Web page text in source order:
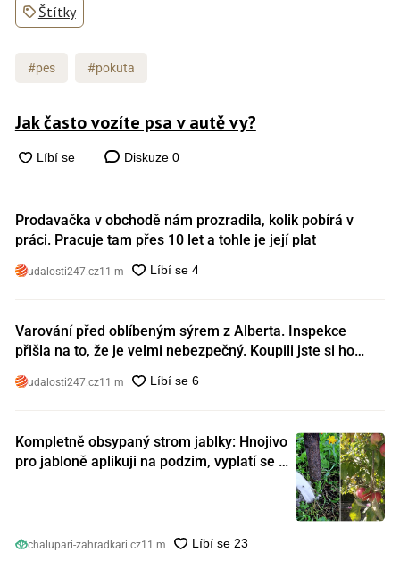
Štítky
#pes #pokuta
Jak často vozíte psa v autě vy?
Diskuze 0
Prodavačka v obchodě nám prozradila, kolik pobírá v
práci. Pracuje tam přes 10 let a tohle je její plat
udalosti247.cz11 m
Varování před oblíbeným sýrem z Alberta. Inspekce
přišla na to, že je velmi nebezpečný. Koupili jste si ho
udalosti247.cz11 m
Kompletně obsypaný strom jablky: Hnojivo
pro jabloně aplikuji na podzim, vyplatí se s
chalupari-zahradkari.cz11 m